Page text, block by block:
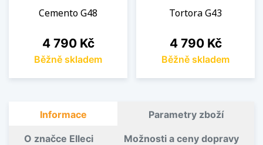
Cemento G48
Cena
4 790 Kč
Běžně skladem
Tortora G43
Cena
4 790 Kč
Běžně skladem
Informace Parametry zboží
O značce Elleci Možnosti a ceny dopravy